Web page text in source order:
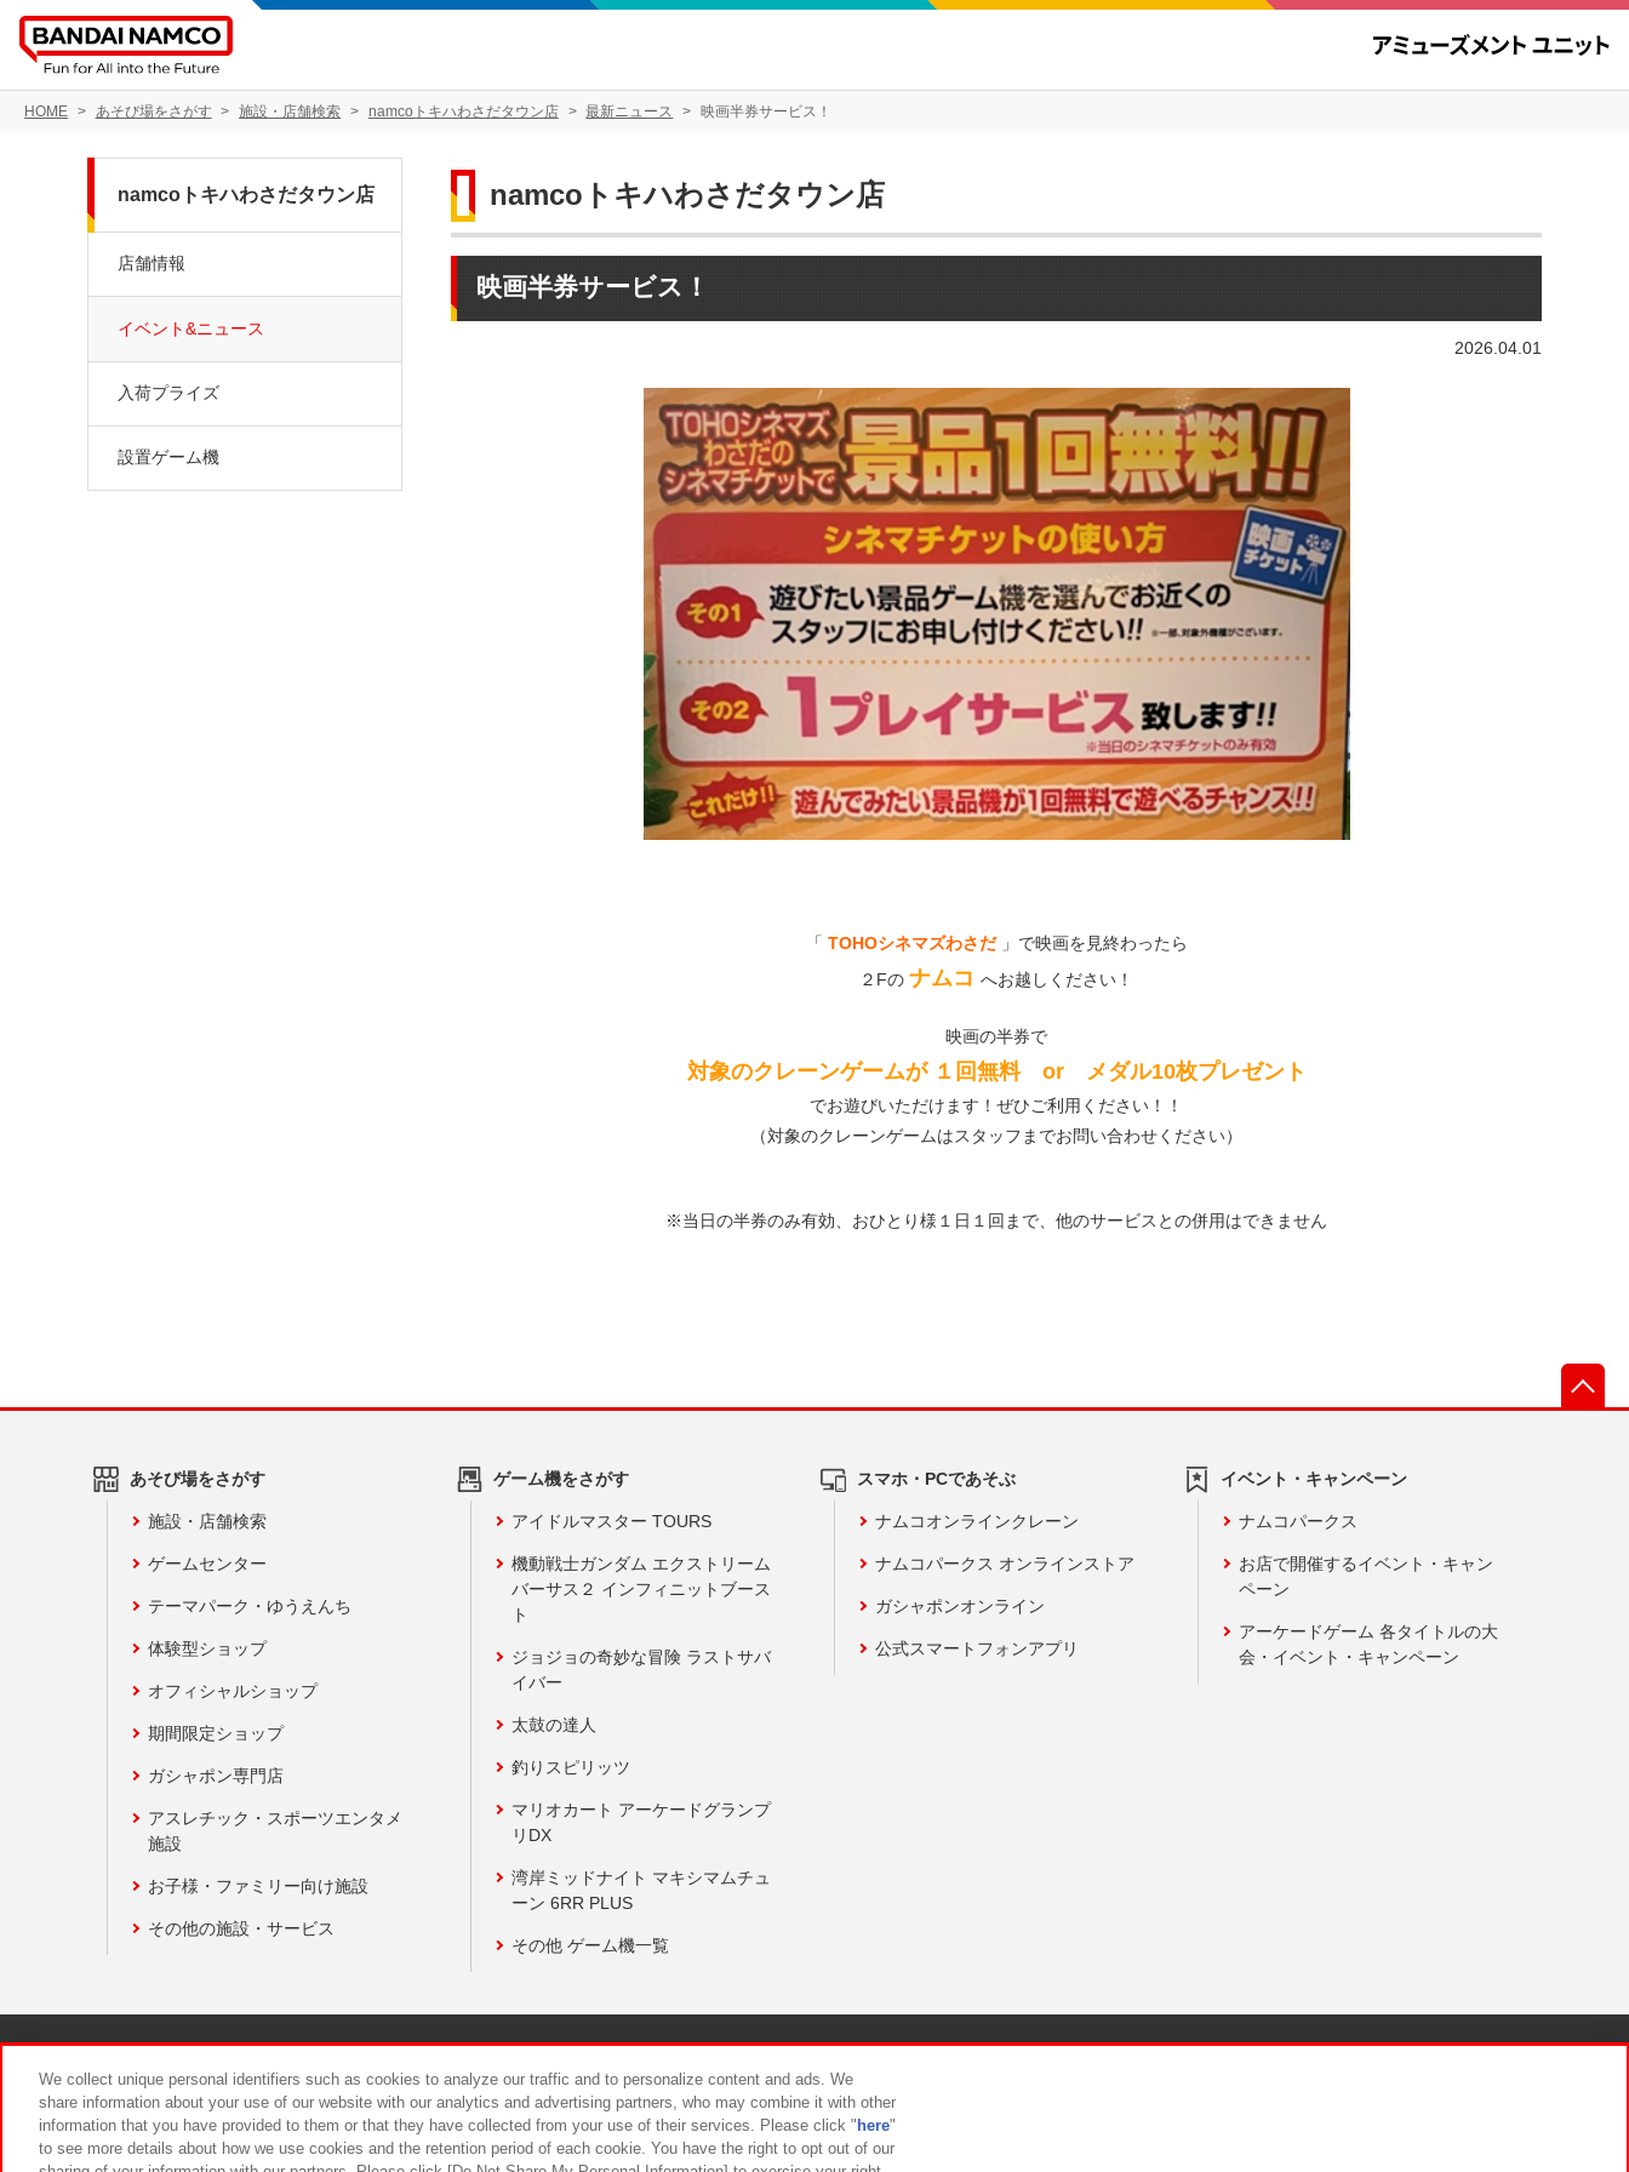
HOME あそび場をさがす 施設・店舗検索 namcoトキハわさだタウン店 最新ニュース 映画半券サービス！
namcoトキハわさだタウン店
映画半券サービス！
2026.04.01
「 TOHOシネマズわさだ 」で映画を見終わったら
２Fの ナムコ へお越しください！
映画の半券で
対象のクレーンゲームが １回無料 or メダル10枚プレゼント
でお遊びいただけます！ぜひご利用ください！！
（対象のクレーンゲームはスタッフまでお問い合わせください）
※当日の半券のみ有効、おひとり様１日１回まで、他のサービスとの併用はできません
namcoトキハわさだタウン店
店舗情報
イベント&ニュース
入荷プライズ
設置ゲーム機
あそび場をさがす
施設・店舗検索
ゲームセンター
テーマパーク・ゆうえんち
体験型ショップ
オフィシャルショップ
期間限定ショップ
ガシャポン専門店
アスレチック・スポーツエンタメ
施設
お子様・ファミリー向け施設
その他の施設・サービス
ゲーム機をさがす
アイドルマスター TOURS
機動戦士ガンダム エクストリーム
バーサス２ インフィニットブース
ト
ジョジョの奇妙な冒険 ラストサバ
イバー
太鼓の達人
釣りスピリッツ
マリオカート アーケードグランプ
リDX
湾岸ミッドナイト マキシマムチュ
ーン 6RR PLUS
その他 ゲーム機一覧
スマホ・PCであそぶ
ナムコオンラインクレーン
ナムコパークス オンラインストア
ガシャポンオンライン
公式スマートフォンアプリ
イベント・キャンペーン
ナムコパークス
お店で開催するイベント・キャン
ペーン
アーケードゲーム 各タイトルの大
会・イベント・キャンペーン
食品のご提供について カスタマーハラスメント対応方針
We collect unique personal identifiers such as cookies to analyze our traffic and to personalize content and ads. We
share information about your use of our website with our analytics and advertising partners, who may combine it with other
information that you have provided to them or that they have collected from your use of their services. Please click " here"
to see more details about how we use cookies and the retention period of each cookie. You have the right to opt out of our